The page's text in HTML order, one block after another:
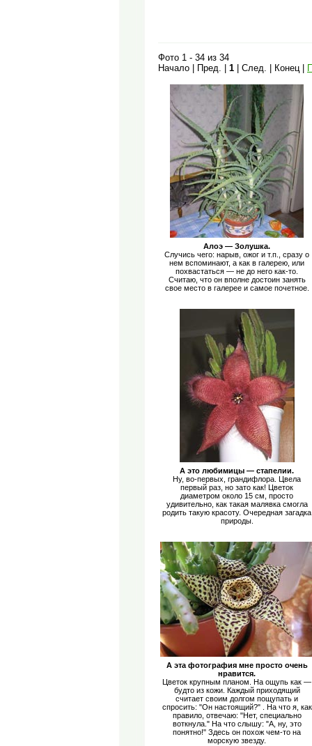
Фото 1 - 34 из 34
Начало | Пред. | 1 | След. | Конец |
Алоэ — Золушка.
Случись чего: нарыв, ожог и т.п., сразу о
нем вспоминают, а как в галерею, или
похвастаться — не до него как-то.
Считаю, что он вполне достоин занять
свое место в галерее и самое почетное.
А это любимицы — стапелии.
Ну, во-первых, грандифлора. Цвела
первый раз, но зато как! Цветок
диаметром около 15 см, просто
удивительно, как такая малявка смогла
родить такую красоту. Очередная загадка
природы.
А эта фотография мне просто очень
нравится.
Цветок крупным планом. На ощупь как —
будто из кожи. Каждый приходящий
считает своим долгом пощупать и
спросить: "Он настоящий?" . На что я, как
правило, отвечаю: "Нет, специально
воткнула." На что слышу: "А, ну, это
понятно!" Здесь он похож чем-то на
морскую звезду.